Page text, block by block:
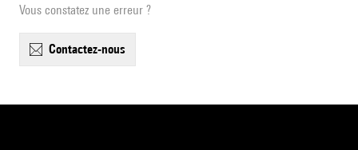
Vous constatez une erreur ?
contactez-nous